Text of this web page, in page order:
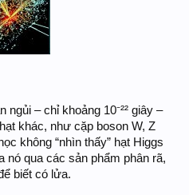
– chỉ khoảng 10⁻²² giây –
khác, như cặp boson W, Z
không “nhìn thấy” hạt Higgs
nó qua các sản phẩm phân rã,
biết có lửa.